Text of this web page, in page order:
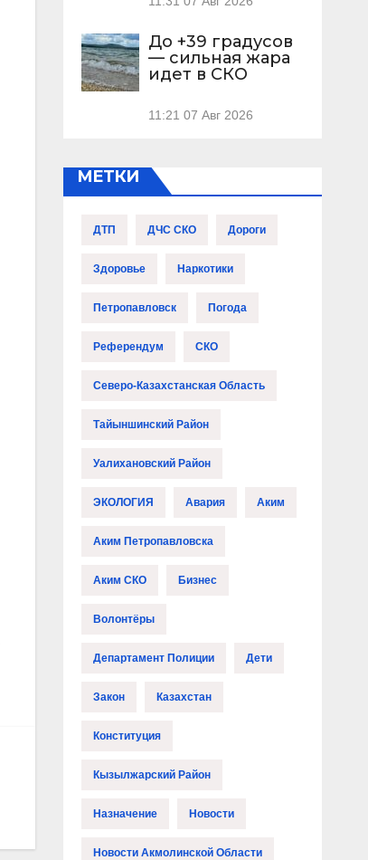
До +39 градусов
— сильная жара
идет в СКО
11:21 07 Авг 2026
МЕТКИ
ДТП ДЧС СКО Дороги
Здоровье Наркотики
Петропавловск Погода
Референдум СКО
Северо-Казахстанская Область
Тайыншинский Район
Уалихановский Район
ЭКОЛОГИЯ Авария Аким
Аким Петропавловска
Аким СКО Бизнес
Волонтёры
Департамент Полиции Дети
Закон Казахстан
Конституция
Кызылжарский Район
Назначение Новости
Новости Акмолинской Области